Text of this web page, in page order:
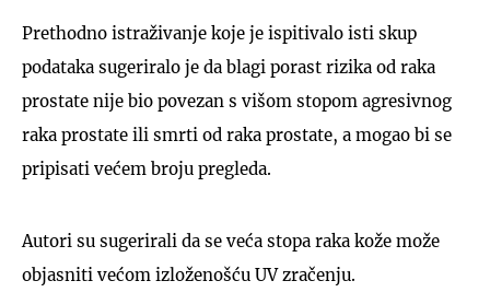
Prethodno istraživanje koje je ispitivalo isti skup
podataka sugeriralo je da blagi porast rizika od raka
prostate nije bio povezan s višom stopom agresivnog
raka prostate ili smrti od raka prostate, a mogao bi se
pripisati većem broju pregleda.
Autori su sugerirali da se veća stopa raka kože može
objasniti većom izloženošću UV zračenju.